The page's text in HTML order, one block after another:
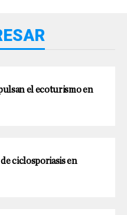
el ecoturismo en
ciclosporiasis en